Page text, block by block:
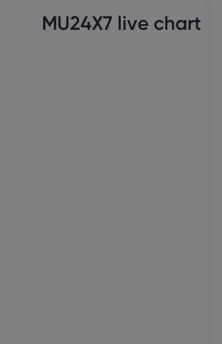
MU24X7 live chart